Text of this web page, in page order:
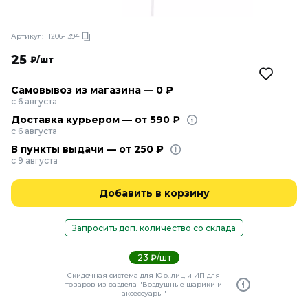
Артикул: 1206-1394
25 ₽/шт
Самовывоз из магазина — 0 ₽
с 6 августа
Доставка курьером — от 590 ₽
с 6 августа
В пункты выдачи — от 250 ₽
с 9 августа
Добавить в корзину
Запросить доп. количество со склада
23 ₽/шт
Скидочная система для Юр. лиц и ИП для
товаров из раздела "Воздушные шарики и
аксессуары"